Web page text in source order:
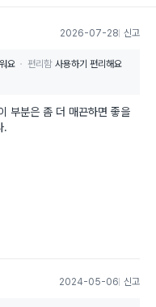
2026-07-28 신고
요 편리함 사용하기 편리해요
부분은 좀 더 매끈하면 좋을
.
2024-05-06 신고